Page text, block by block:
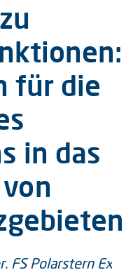
für die
in das